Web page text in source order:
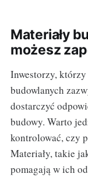
Materiały
możesz
Inwestorzy,
budowlanych
dostarczyć
budowy. Warto
kontrolować, czy
Materiały, takie
pomagają w ich